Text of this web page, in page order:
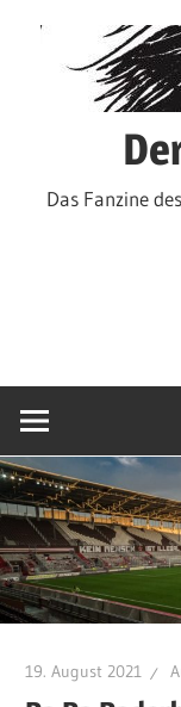
Das Fanzine
19. August 2021